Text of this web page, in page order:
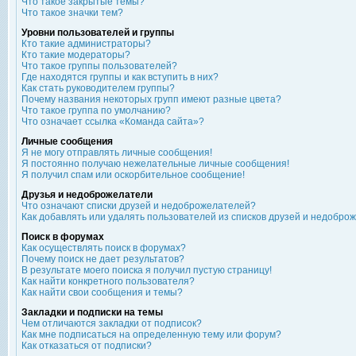
Что такое значки тем?
Уровни пользователей и группы
Кто такие администраторы?
Кто такие модераторы?
Что такое группы пользователей?
Где находятся группы и как вступить в них?
Как стать руководителем группы?
Почему названия некоторых групп имеют разные цвета?
Что такое группа по умолчанию?
Что означает ссылка «Команда сайта»?
Личные сообщения
Я не могу отправлять личные сообщения!
Я постоянно получаю нежелательные личные сообщения!
Я получил спам или оскорбительное сообщение!
Друзья и недоброжелатели
Что означают списки друзей и недоброжелателей?
Как добавлять или удалять пользователей из списков друзей и
Поиск в форумах
Как осуществлять поиск в форумах?
Почему поиск не дает результатов?
В результате моего поиска я получил пустую страницу!
Как найти конкретного пользователя?
Как найти свои сообщения и темы?
Закладки и подписки на темы
Чем отличаются закладки от подписок?
Как мне подписаться на определенную тему или форум?
Как отказаться от подписки?